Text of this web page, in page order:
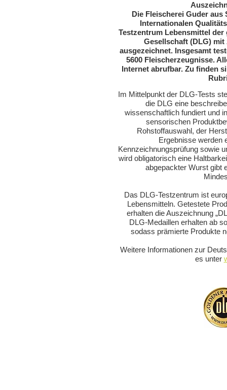
Die Fleischerei Guder
Internationalen
Testzentrum Lebensmittel
Gesellschaft (DLG)
ausgezeichnet. Insgesamt
5600 Fleischerzeugnisse.
Internet abrufbar. Zu finden
Im Mittelpunkt der DLG-Tests
die DLG eine
wissenschaftlich fundiert und
sensorischen
Rohstoffauswahl, der
Ergebnisse werden
Kennzeichnungsprüfung sowie
wird obligatorisch eine
abgepackter Wurst gibt
Das DLG-Testzentrum ist
Lebensmitteln. Getestete
erhalten die Auszeichnung
DLG-Medaillen erhalten ab
sodass prämierte Produkte
Weitere Informationen zur
es unter